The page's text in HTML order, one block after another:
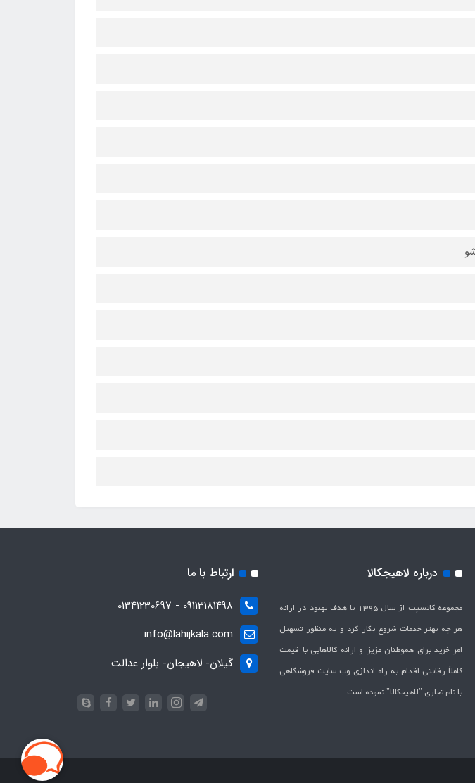
درباره لاهیجکالا
مجموعه کانسپت از سال 1395 با هدف بهبود در ارائه
هر چه بهتر خدمات شروع بکار کرد و به منظور تسهیل
امر خرید برای هموطنان عزیز و ارائه کالاهایی با قیمت
کاملاَ رقابتی اقدام به راه اندازی وب سایت فروشگاهی
با نام تجاری "لاهیج­کالا" نموده است.
ارتباط با ما
09113181498 - 01341230697
info@lahijkala.com
گیلان- لاهیجان- بلوار عدالت